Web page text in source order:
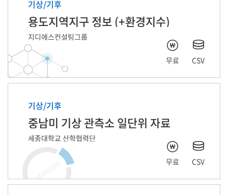
기상/기후
용도지역지구 정보 (+환경지수)
지디에스컨설팅그룹
무료 CSV
기상/기후
중남미 기상 관측소 일단위 자료
세종대학교 산학협력단
무료 CSV